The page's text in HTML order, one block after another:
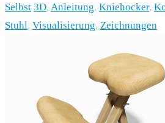
Selbst 3D, Anleitung, Kniehocker,
Stuhl, Visualisierung, Zeichnungen